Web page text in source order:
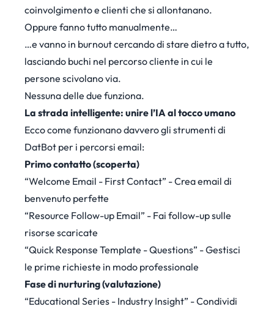
coinvolgimento e clienti che si allontanano.
Oppure fanno tutto manualmente…
…e vanno in burnout cercando di stare dietro a tutto,
lasciando buchi nel percorso cliente in cui le
persone scivolano via.
Nessuna delle due funziona.
La strada intelligente: unire l’IA al tocco umano
Ecco come funzionano davvero gli strumenti di
DatBot per i percorsi email:
Primo contatto (scoperta)
“Welcome Email - First Contact” - Crea email di
benvenuto perfette
“Resource Follow-up Email” - Fai follow-up sulle
risorse scaricate
“Quick Response Template - Questions” - Gestisci
le prime richieste in modo professionale
Fase di nurturing (valutazione)
“Educational Series - Industry Insight” - Condividi